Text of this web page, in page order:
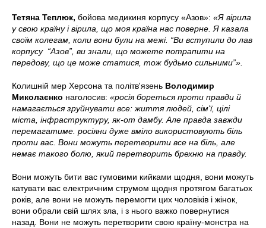
Тетяна Теплюк, бойова медикиня корпусу «Азов»: «Я вірила
у свою країну і вірила, що моя країна нас поверне. Я казала
своїм колегам, коли вони були на межі. “Ви вступили до лав
корпусу “Азов”, ви знали, що можете потрапити на
передову, що це може статися, тож будьмо сильними”».
Колишній мер Херсона та політв'язень Володимир
Миколаєнко наголосив: «росія бореться проти правди й
намагається зруйнувати все: життя людей, сім'ї, цілі
міста, інфраструктуру, як-от дамбу. Але правда завжди
перемагатиме. росіяни дуже вміло використовують біль
проти вас. Вони можуть перетворити все на біль, але
немає такого болю, який перетворить брехню на правду.
Вони можуть бити вас гумовими кийками щодня, вони можуть
катувати вас електричним струмом щодня протягом багатьох
років, але вони не можуть перемогти цих чоловіків і жінок,
вони обрали свій шлях зла, і з нього важко повернутися
назад. Вони не можуть перетворити свою країну-монстра на